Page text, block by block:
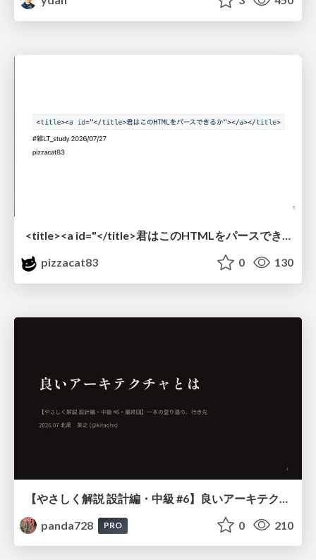
<title><a id="</title>君はこのHTMLをパースできるか"></a></title> #雑LT_study
pizzacat83
0 130
panda728
PRO 0 210